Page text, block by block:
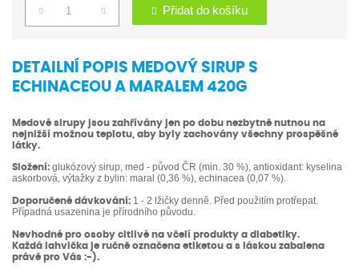
Počet Přidat do košíku
DETAILNÍ POPIS MEDOVÝ SIRUP S
ECHINACEOU A MARALEM 420G
Medové sirupy jsou zahřívány jen po dobu nezbytně nutnou na
nejnižší možnou teplotu, aby byly zachovány všechny prospěšné
látky.
Složení: glukózový sirup, med - původ ČR (min. 30 %), antioxidant: kyselina
askorbová, výtažky z bylin: maral (0,36 %), echinacea (0,07 %).
Doporučené dávkování: 1 - 2 lžičky denně. Před použitím protřepat.
Případná usazenina je přírodního původu.
Nevhodné pro osoby citlivé na včelí produkty a diabetiky.
Každá lahvička je ručně označena etiketou a s láskou zabalena
právě pro Vás :-).